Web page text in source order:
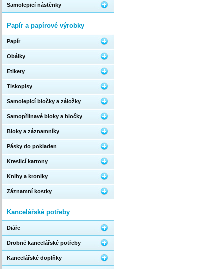
Samolepicí nástěnky
Papír a papírové výrobky
Papír
Obálky
Etikety
Tiskopisy
Samolepicí bločky a záložky
Samopřilnavé bloky a bločky
Bloky a záznamníky
Pásky do pokladen
Kreslicí kartony
Knihy a kroniky
Záznamní kostky
Kancelářské potřeby
Diáře
Drobné kancelářské potřeby
Kancelářské doplňky